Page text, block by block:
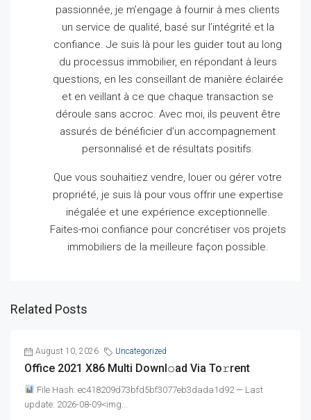
passionnée, je m’engage à fournir à mes clients
un service de qualité, basé sur l’intégrité et la
confiance.Je suis là pour les guider tout au long
du processus immobilier, en répondant à leurs
questions, en les conseillant de manière éclairée
et en veillant à ce que chaque transaction se
déroule sans accroc. Avec moi, ils peuvent être
assurés de bénéficier d’un accompagnement
personnalisé et de résultats positifs.
Que vous souhaitiez vendre, louer ou gérer votre
propriété, je suis là pour vous offrir une expertise
inégalée et une expérience exceptionnelle.
Faites-moi confiance pour concrétiser vos projets
immobiliers de la meilleure façon possible.
Related Posts
August 10, 2026 Uncategorized
Office 2021 X86 Multi Downl𝚘ad Via To𝚛rent
File Hash: ec418209d73bfd5bf3077eb3dada1d92 — Last
update: 2026-08-09<img...